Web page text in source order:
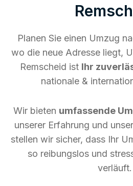
Planen Sie einen Umzug
wo die neue Adresse liegt,
Remscheid ist Ihr
nationale &
Wir bieten umfassende
unserer Erfahrung und
stellen wir sicher, dass Ihr
so reibungslos und
verläuft.